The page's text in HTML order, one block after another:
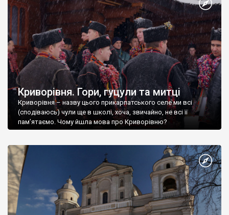
Криворівня. Гори, гуцули та митці
Криворівня – назву цього прикарпатського селе ми всі
(сподіваюсь) чули ще в школі, хоча, звичайно, не всі її
пам’ятаємо. Чому йшла мова про Криворівню?